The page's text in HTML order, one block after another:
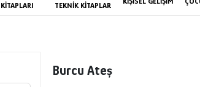
KİTAPLARI
TEKNİK KİTAPLAR
Burcu Ateş